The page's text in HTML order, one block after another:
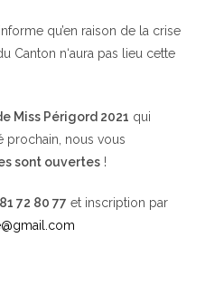
qu’en raison de la crise
Canton n‘aura pas lieu cette
Miss Périgord 2021 qui
prochain, nous vous
sont ouvertes !
72 80 77 et inscription par